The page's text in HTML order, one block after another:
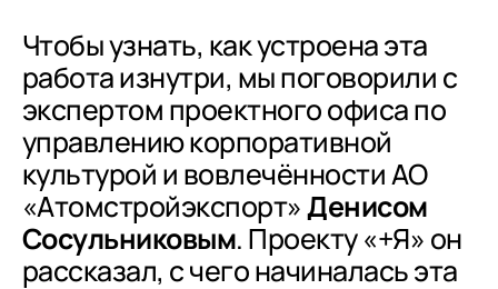
Чтобы узнать, как устроена эта
работа изнутри, мы поговорили с
экспертом проектного офиса по
управлению корпоративной
культурой и вовлечённости АО
«Атомстройэкспорт»Денисом
Сосульниковым. Проекту «+Я» он
рассказал, с чего начиналась эта